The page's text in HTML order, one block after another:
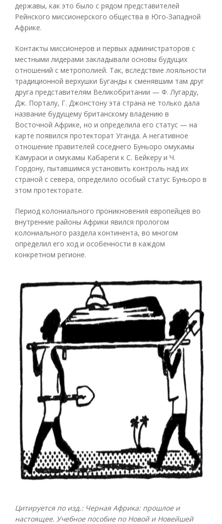
державы, как это было с рядом представителей
Рейнского миссионерского общества в Юго-Западной
Африке.
Контакты миссионеров и первых администраторов с
местными лидерами закладывали основы будущих
отношений с метрополией. Так, вследствие лояльности
традиционной верхушки Буганды к сменявшим там друг
друга представителям Великобритании — Ф. Лугарду,
Дж. Порталу, Г. Джонстону эта страна не только дала
название будущему британскому владению в
Восточной Африке, но и определила его статус — на
карте появился протекторат Уганда. А негативное
отношение правителей соседнего Буньоро омукамы
Камураси и омукамы Кабареги к С. Бейкеру и Ч.
Гордону, пытавшимся установить контроль над их
страной с севера, определило особый статус Буньоро в
этом протекторате.
Период колониального проникновения европейцев во
внутренние районы Африки явился прологом
колониального раздела континента, во многом
определил его ход и особенности в каждом
конкретном регионе.
Цитируется по изд.: Черная Африка: прошлое и
настоящее. Учебное пособие по Новой и Новейшей